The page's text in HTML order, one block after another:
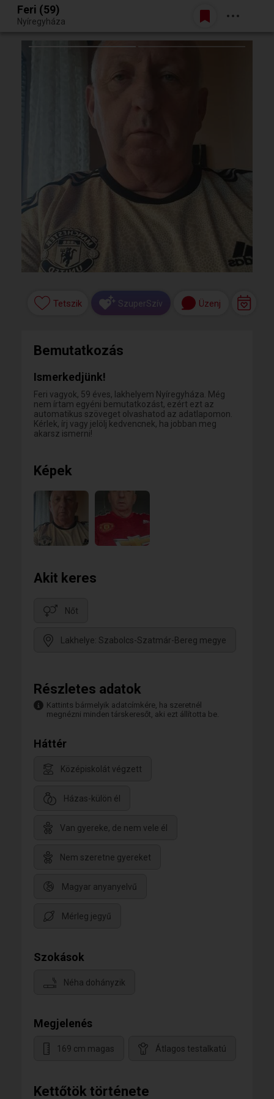
Egy jó randiból bármi lehet.
Belépés
Feri (59)
Nyíregyháza
Kettőtök története
Tetszik SzuperSzív Üzenj
Bemutatkozás
Ismerkedjünk!
Feri vagyok, 59 éves, lakhelyem Nyíregyháza. Még
nem írtam egyéni bemutatkozást, ezért ezt az
automatikus szöveget olvashatod az adatlapomon.
Kérlek, írj vagy jelölj kedvencnek, ha jobban meg
akarsz ismerni!
Képek
Akit keres
Nőt
Lakhelye: Szabolcs-Szatmár-Bereg megye
Részletes adatok
Kattints bármelyik adatcímkére, ha szeretnél
megnézni minden társkeresőt, aki ezt állította be.
Háttér
Középiskolát végzett
Házas-külön él
Van gyereke, de nem vele él
Nem szeretne gyereket
Magyar anyanyelvű
Mérleg jegyű
Szokások
Néha dohányzik
Megjelenés
169 cm magas Átlagos testalkatú